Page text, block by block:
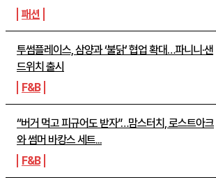
패션
투썸플레이스, 삼양과 ‘불닭’ 협업 확대…파니니·샌
드위치 출시
F&B
“버거 먹고 피규어도 받자”…맘스터치, 로스트아크
와 썸머 바캉스 세트...
F&B